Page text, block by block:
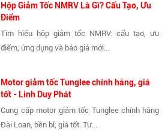
Hộp Giảm Tốc NMRV Là Gì? Cấu Tạo, Ưu
Điểm
Tìm hiểu hộp giảm tốc NMRV: cấu tạo, ưu
điểm, ứng dụng và báo giá mới...
Motor giảm tốc Tunglee chính hãng, giá
tốt - Linh Duy Phát
Cung cấp motor giảm tốc Tunglee chính hãng
Đài Loan, bền bỉ, giá tốt. Tư...